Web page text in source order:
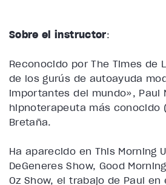
Sobre el instructor:
Reconocido por The Times de
de los gurús de autoayuda
importantes del mundo», Paul
hipnoterapeuta más conocido
Bretaña.
Ha aparecido en This Morning
DeGeneres Show, Good
Oz Show, el trabajo de Paul en